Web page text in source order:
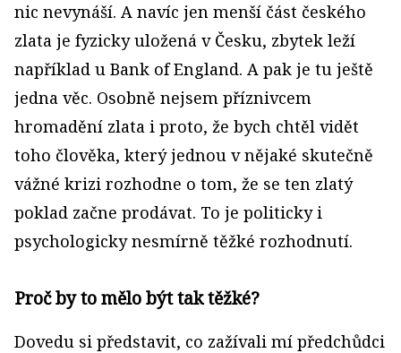
nic nevynáší. A navíc jen menší část českého
zlata je fyzicky uložená v Česku, zbytek leží
například u Bank of England. A pak je tu ještě
jedna věc. Osobně nejsem příznivcem
hromadění zlata i proto, že bych chtěl vidět
toho člověka, který jednou v nějaké skutečně
vážné krizi rozhodne o tom, že se ten zlatý
poklad začne prodávat. To je politicky i
psychologicky nesmírně těžké rozhodnutí.
Proč by to mělo být tak těžké?
Dovedu si představit, co zažívali mí předchůdci